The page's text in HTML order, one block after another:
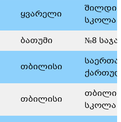
ყვარელი
სკოლა
ბათუმი №8
თბილისი
თბილისი
სკოლა